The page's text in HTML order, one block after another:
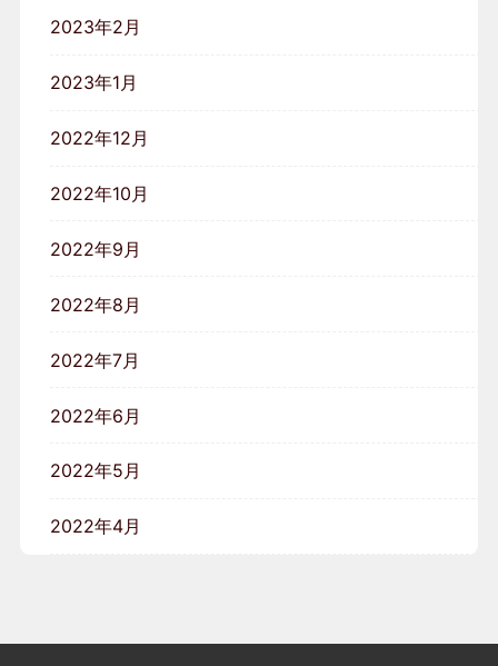
2023年2月
2023年1月
2022年12月
2022年10月
2022年9月
2022年8月
2022年7月
2022年6月
2022年5月
2022年4月